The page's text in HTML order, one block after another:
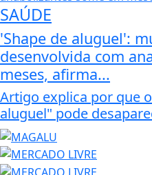
SAÚDE
'Shape de aluguel':
desenvolvida com
meses, afirma...
Artigo explica por que
aluguel" pode